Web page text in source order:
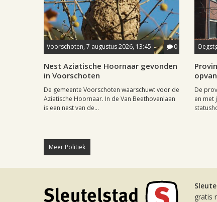
Voorschoten, 7 augustus 2026, 13:45 0
Nest Aziatische Hoornaar gevonden
in Voorschoten
De gemeente Voorschoten waarschuwt voor de
Aziatische Hoornaar. In de Van Beethovenlaan
is een nest van de...
De
en met
Meer Politiek
gratis